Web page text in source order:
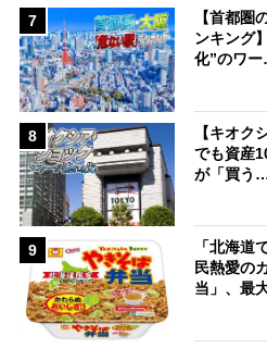
7
【首都圏
ンキング
化”のワ
8
【キオク
でも資産
が「買う
9
「北海道
民熱愛の
当」、最